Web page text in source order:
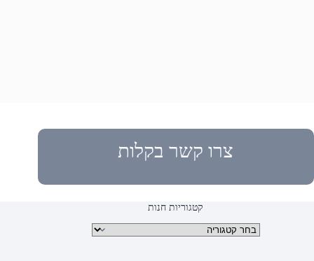
צרו קשר בקלות
קטגוריות חנות
קטגוריות מוצרים